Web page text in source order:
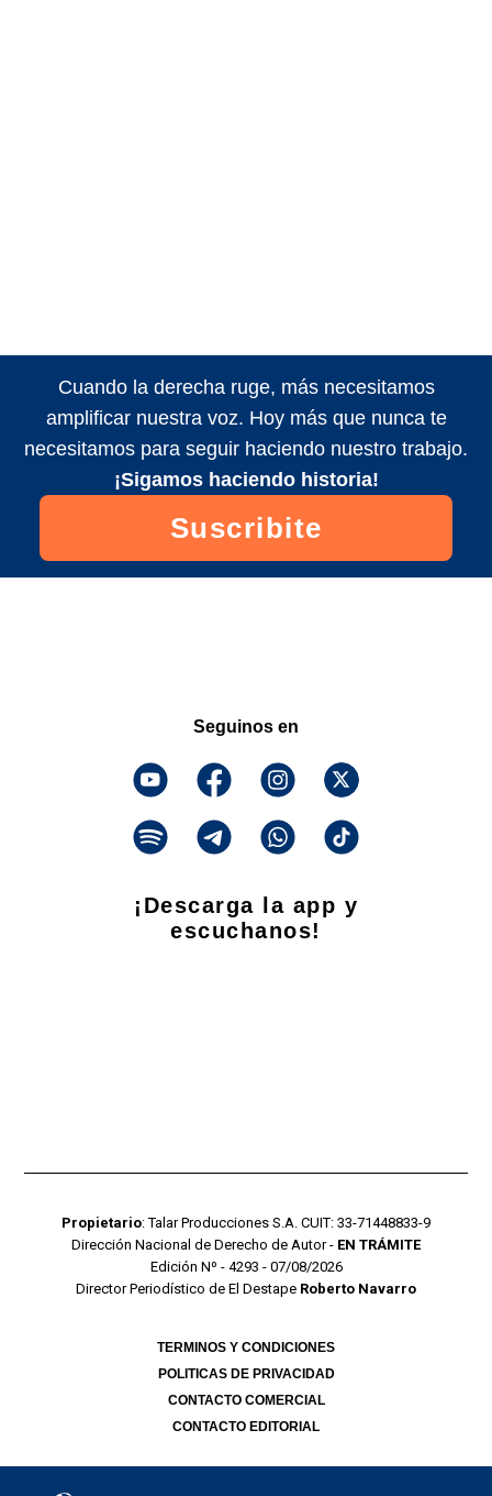
Cuando la derecha ruge, más necesitamos
amplificar nuestra voz. Hoy más que nunca te
necesitamos para seguir haciendo nuestro trabajo.
¡Sigamos haciendo historia!
Suscribite
Seguinos en
¡Descarga la app y
escuchanos!
Propietario: Talar Producciones S.A. CUIT: 33-71448833-9
Dirección Nacional de Derecho de Autor - EN TRÁMITE
Edición Nº - 4293 - 07/08/2026
Director Periodístico de El Destape Roberto Navarro
TERMINOS Y CONDICIONES
POLITICAS DE PRIVACIDAD
CONTACTO COMERCIAL
CONTACTO EDITORIAL